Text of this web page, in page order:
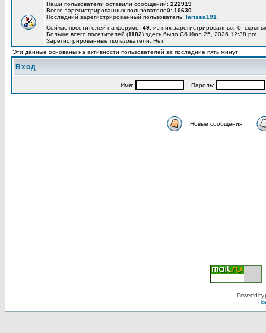
Наши пользователи оставили сообщений: 222919
Всего зарегистрированных пользователей: 10630
Последний зарегистрированный пользователь: larissa191
Сейчас посетителей на форуме: 49 , из них зарегистрированных: 0,
Больше всего посетителей (1182) здесь было Сб Июл 25, 2026 12:38 pm
Зарегистрированные пользователи: Нет
Эти данные основаны на активности пользователей за последние пять минут
Вход
Имя: Пароль:
Новые сообщения
Powered by